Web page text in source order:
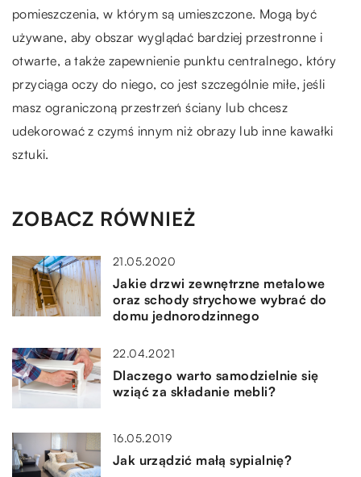
pomieszczenia, w którym są umieszczone. Mogą być
używane, aby obszar wyglądać bardziej przestronne i
otwarte, a także zapewnienie punktu centralnego, który
przyciąga oczy do niego, co jest szczególnie miłe, jeśli
masz ograniczoną przestrzeń ściany lub chcesz
udekorować z czymś innym niż obrazy lub inne kawałki
sztuki.
ZOBACZ RÓWNIEŻ
21.05.2020
Jakie drzwi zewnętrzne metalowe
oraz schody strychowe wybrać do
domu jednorodzinnego
22.04.2021
Dlaczego warto samodzielnie się
wziąć za składanie mebli?
16.05.2019
Jak urządzić małą sypialnię?